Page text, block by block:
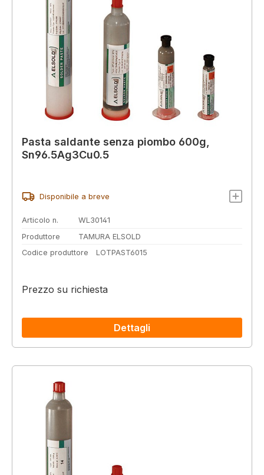
Pasta saldante senza piombo 600g,
Sn96.5Ag3Cu0.5
Disponibile a breve
Articolo n.
WL30141
Produttore
TAMURA ELSOLD
Codice produttore
LOTPAST6015
Prezzo su richiesta
Dettagli